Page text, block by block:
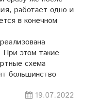
работает одно и
в конечном
При этом такие
схема
большинство
19.07.2022